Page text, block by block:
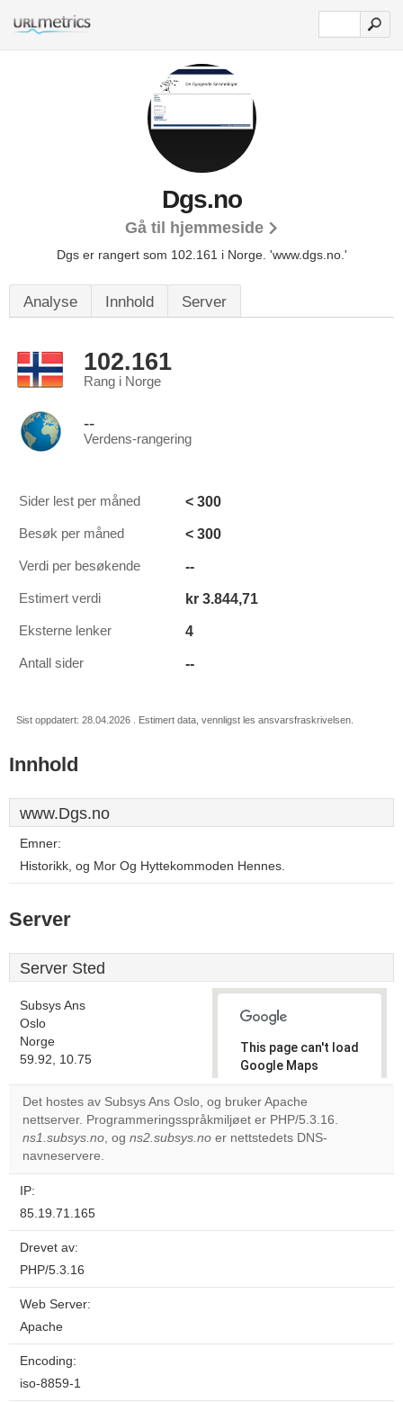
Dgs.no
Gå til hjemmeside
Dgs er rangert som 102.161 i Norge. 'www.dgs.no.'
Analyse Innhold Server
102.161
Rang i Norge
--
Verdens-rangering
Sider lest per måned < 300
Besøk per måned < 300
Verdi per besøkende --
Estimert verdi kr 3.844,71
Eksterne lenker 4
Antall sider --
Sist oppdatert: 28.04.2026 . Estimert data, vennligst les ansvarsfraskrivelsen.
Innhold
www.Dgs.no
Emner:
Historikk, og Mor Og Hyttekommoden Hennes.
Server
Server Sted
Subsys Ans
Oslo
Norge
59.92, 10.75
This page can't load
Google Maps
correctly.
Do you
own this
Det hostes av Subsys Ans Oslo, og bruker Apache
nettserver. Programmeringsspråkmiljøet er PHP/5.3.16.
ns1.subsys.no, og ns2.subsys.no er nettstedets DNS-
navneservere.
IP:
85.19.71.165
Drevet av:
PHP/5.3.16
Web Server:
Apache
Encoding:
iso-8859-1